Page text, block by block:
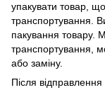
упакувати товар,
транспортування.
пакування товару.
транспортування,
або заміну.
Після